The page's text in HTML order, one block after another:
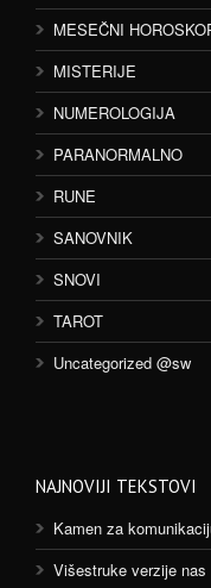
MESEČNI
MISTERIJE
NUMEROLOGIJA
PARANORMALNO
RUNE
SANOVNIK
SNOVI
TAROT
Uncategorized @sw
NAJNOVIJI TEKSTOVI
Kamen za
Višestruke verzije nas